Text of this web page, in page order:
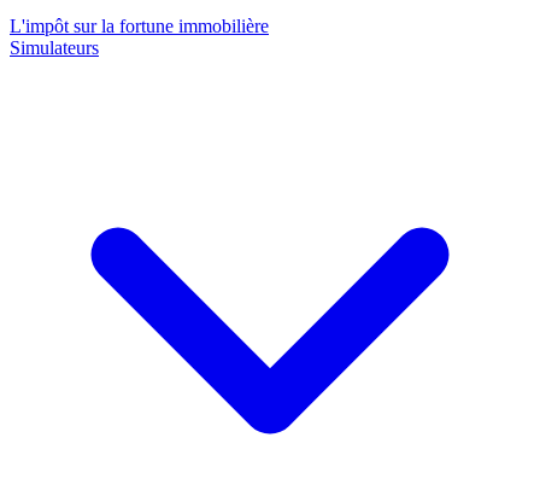
L'impôt sur la fortune immobilière
Simulateurs